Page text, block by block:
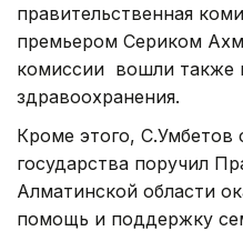
правительственная
премьером Сериком
комиссии вошли также
здравоохранения.
Кроме этого, С.Умбетов
государства поручил
Алматинской области
помощь и поддержку